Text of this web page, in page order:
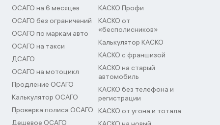
ОСАГО на 6 месяцев
ОСАГО без ограничений
ОСАГО по маркам авто
ОСАГО на такси
ДСАГО
ОСАГО на мотоцикл
Продление ОСАГО
Калькулятор ОСАГО
Проверка полиса ОСАГО
Дешевое ОСАГО
КАСКО Профи
КАСКО от
«бесполисников»
Калькулятор КАСКО
КАСКО с франшизой
КАСКО на старый
автомобиль
КАСКО без телефона и
регистрации
КАСКО от угона и тотала